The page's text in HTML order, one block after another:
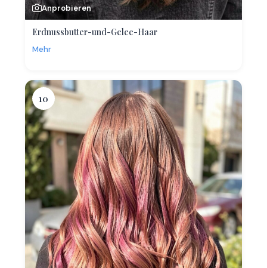
Anprobieren
Erdnussbutter-und-Gelee-Haar
Mehr
10